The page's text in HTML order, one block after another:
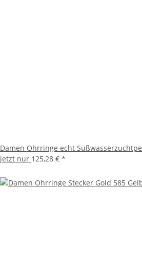
Damen Ohrringe echt
jetzt nur 125,28 € *